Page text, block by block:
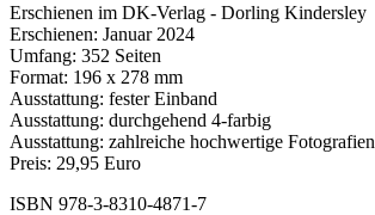
Erschienen im DK-Verlag - Dorling Kindersley
Erschienen: Januar 2024
Umfang: 352 Seiten
Format: 196 x 278 mm
Ausstattung: fester Einband
Ausstattung: durchgehend 4-farbig
Ausstattung: zahlreiche hochwertige Fotografien
Preis: 29,95 Euro
ISBN 978-3-8310-4871-7